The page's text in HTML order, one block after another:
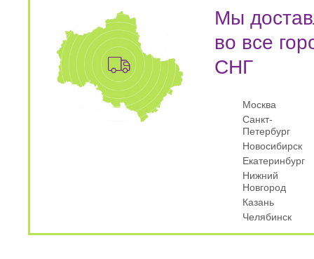
Мы
во все
СНГ
Москва
Санкт-
Петербург
Новосибирск
Екатеринбург
Нижний
Новгород
Казань
Челябинск